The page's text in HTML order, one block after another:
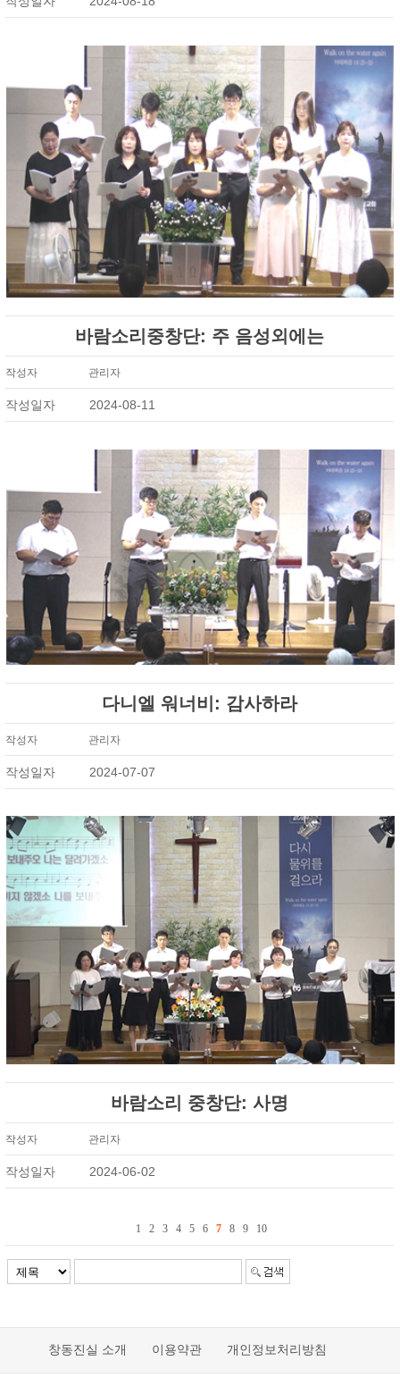
바람소리중창단: 주 음성외에는
작성자 관리자
작성일자 2024-08-11
다니엘 워너비: 감사하라
작성자 관리자
작성일자 2024-07-07
바람소리 중창단: 사명
작성자 관리자
작성일자 2024-06-02
1 2 3 4 5 6 7 8 9 10
창동진실 소개 이용약관 개인정보처리방침